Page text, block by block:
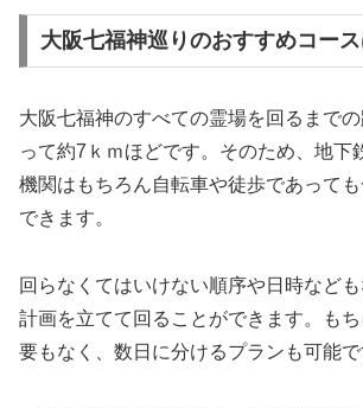
大阪七福神巡りのおすすめコース
大阪七福神のすべての霊場を回るまで
って約7ｋｍほどです。そのため、地下
機関はもちろん自転車や徒歩であって
できます。
回らなくてはいけない順序や日時など
計画を立てて回ることができます。も
要もなく、数日に分けるプランも可能で